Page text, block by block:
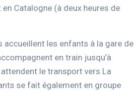
Catalogne (à deux heures de
accueillent les enfants à la gare de
en train jusqu’à
le transport vers La
se fait également en groupe